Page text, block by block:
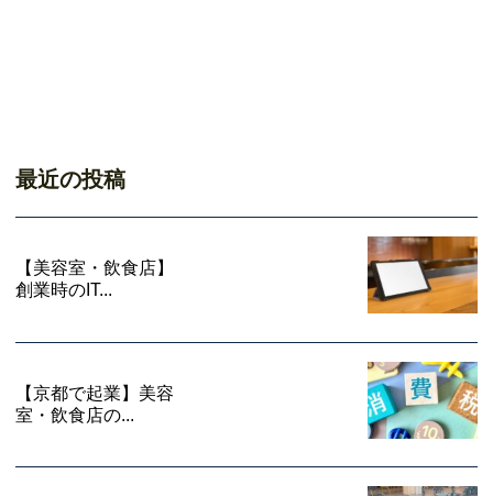
最近の投稿
【美容室・飲食店】
創業時のIT...
【京都で起業】美容
室・飲食店の...